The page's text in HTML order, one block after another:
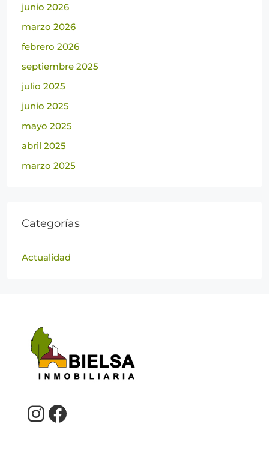
junio 2026
marzo 2026
febrero 2026
septiembre 2025
julio 2025
junio 2025
mayo 2025
abril 2025
marzo 2025
Categorías
Actualidad